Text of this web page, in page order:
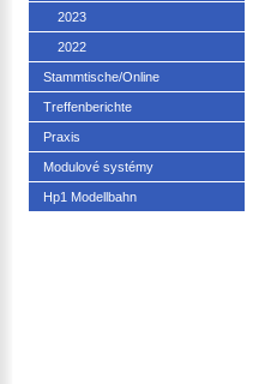
2023
2022
Stammtische/Online
Treffenberichte
Praxis
Modulové systémy
Hp1 Modellbahn